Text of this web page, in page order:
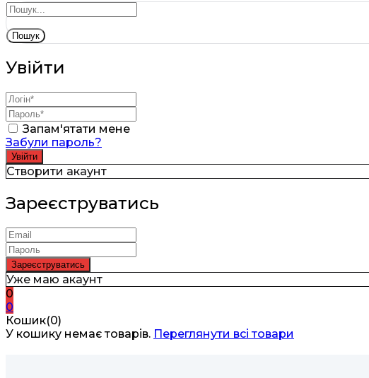
Пошук
Увійти
Запам'ятати мене
Забули пароль?
Створити акаунт
Зареєструватись
Уже маю акаунт
0
0
Кошик(0)
У кошику немає товарів. Переглянути всі товари